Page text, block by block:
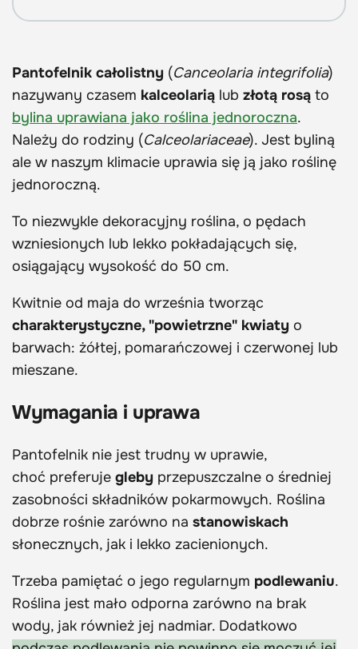
Pantofelnik całolistny (Canceolaria integrifolia)
nazywany czasem kalceolarią lub złotą rosą to
bylina uprawiana jako roślina jednoroczna.
Należy do rodziny (Calceolariaceae). Jest byliną
ale w naszym klimacie uprawia się ją jako roślinę
jednoroczną.
To niezwykle dekoracyjny roślina, o pędach
wzniesionych lub lekko pokładających się,
osiągający wysokość do 50 cm.
Kwitnie od maja do września tworząc
charakterystyczne, "powietrzne" kwiaty o
barwach: żółtej, pomarańczowej i czerwonej lub
mieszane.
Wymagania i uprawa
Pantofelnik nie jest trudny w uprawie,
choć preferuje gleby przepuszczalne o średniej
zasobności składników pokarmowych. Roślina
dobrze rośnie zarówno na stanowiskach
słonecznych, jak i lekko zacienionych.
Trzeba pamiętać o jego regularnym podlewaniu.
Roślina jest mało odporna zarówno na brak
wody, jak również jej nadmiar. Dodatkowo